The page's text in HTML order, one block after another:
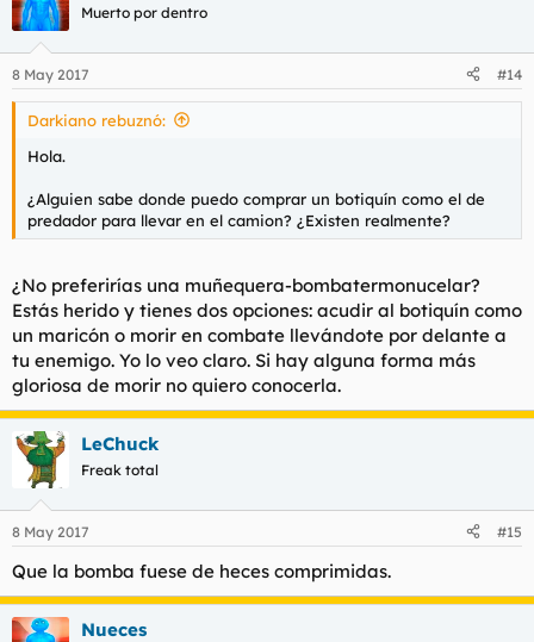
Muerto por dentro
8 May 2017 #14
Darkiano rebuznó:
Hola.
¿Alguien sabe donde puedo comprar un botiquín como el de
predador para llevar en el camion? ¿Existen realmente?
¿No preferirías una muñequera-bombatermonucelar?
Estás herido y tienes dos opciones: acudir al botiquín como
un maricón o morir en combate llevándote por delante a
tu enemigo. Yo lo veo claro. Si hay alguna forma más
gloriosa de morir no quiero conocerla.
LeChuck
Freak total
8 May 2017 #15
Que la bomba fuese de heces comprimidas.
Nueces